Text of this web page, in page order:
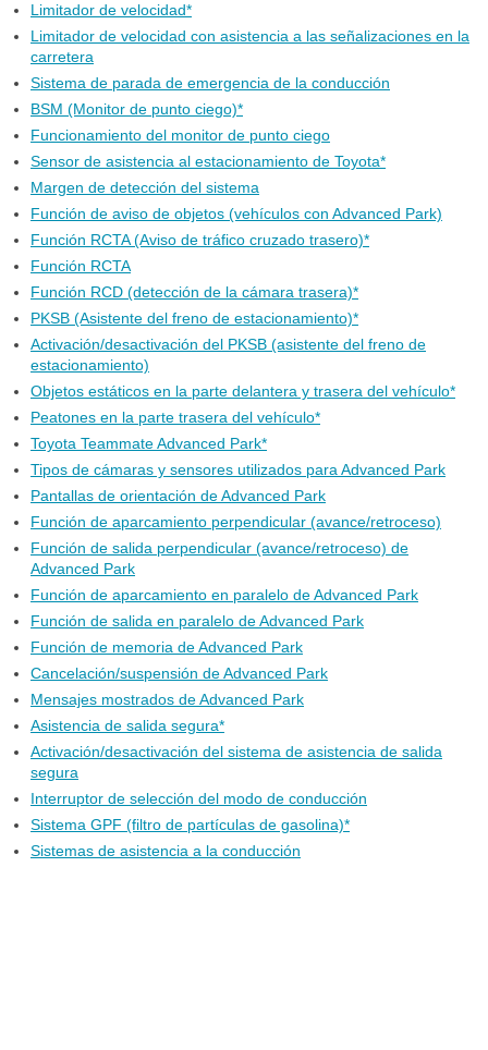
Limitador de velocidad*
Limitador de velocidad con asistencia a las señalizaciones en la
carretera
Sistema de parada de emergencia de la conducción
BSM (Monitor de punto ciego)*
Funcionamiento del monitor de punto ciego
Sensor de asistencia al estacionamiento de Toyota*
Margen de detección del sistema
Función de aviso de objetos (vehículos con Advanced Park)
Función RCTA (Aviso de tráfico cruzado trasero)*
Función RCTA
Función RCD (detección de la cámara trasera)*
PKSB (Asistente del freno de estacionamiento)*
Activación/desactivación del PKSB (asistente del freno de
estacionamiento)
Objetos estáticos en la parte delantera y trasera del vehículo*
Peatones en la parte trasera del vehículo*
Toyota Teammate Advanced Park*
Tipos de cámaras y sensores utilizados para Advanced Park
Pantallas de orientación de Advanced Park
Función de aparcamiento perpendicular (avance/retroceso)
Función de salida perpendicular (avance/retroceso) de
Advanced Park
Función de aparcamiento en paralelo de Advanced Park
Función de salida en paralelo de Advanced Park
Función de memoria de Advanced Park
Cancelación/suspensión de Advanced Park
Mensajes mostrados de Advanced Park
Asistencia de salida segura*
Activación/desactivación del sistema de asistencia de salida
segura
Interruptor de selección del modo de conducción
Sistema GPF (filtro de partículas de gasolina)*
Sistemas de asistencia a la conducción